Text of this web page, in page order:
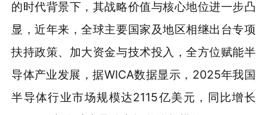
的时代背景下，其战略价值与核心地位进一步凸
显，近年来，全球主要国家及地区相继出台专项
扶持政策、加大资金与技术投入，全方位赋能半
导体产业发展，据WICA数据显示，2025年我国
半导体行业市场规模达2115亿美元，同比增长